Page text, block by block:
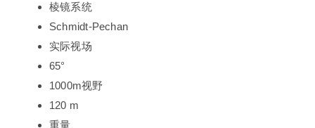
棱镜系统
Schmidt-Pechan
实际视场
65°
1000m视野
120 m
重量